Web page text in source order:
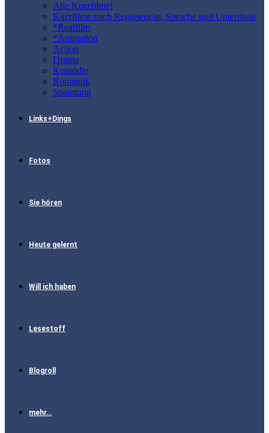
Alle Kurzfilme!
Kurzfilme nach Regisseur/in, Sprache und Untertiteln
*Realfilm
*Animation
Action
Drama
Komödie
Romantik
Spannung
Links+Dings
Fotos
Sie hören
Heute gelernt
Will ich haben
Lesestoff
Blogroll
mehr…